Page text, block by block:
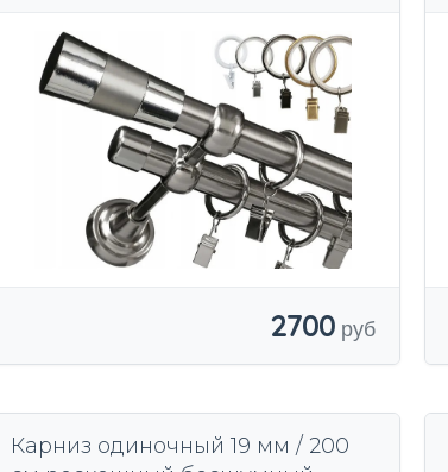
2700
Карниз одиночный 19 мм / 200